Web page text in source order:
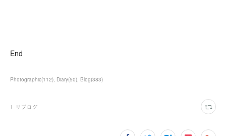
End
Photographic(112) Diary(50) Blog(383)
1 リブログ